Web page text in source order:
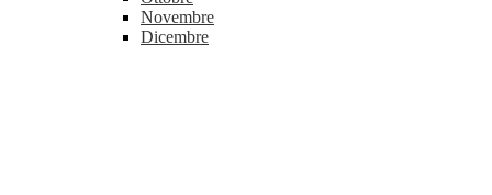
Novembre
Dicembre